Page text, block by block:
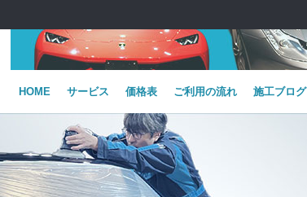
HOME サービス 価格表 ご利用の流れ 施工ブログ